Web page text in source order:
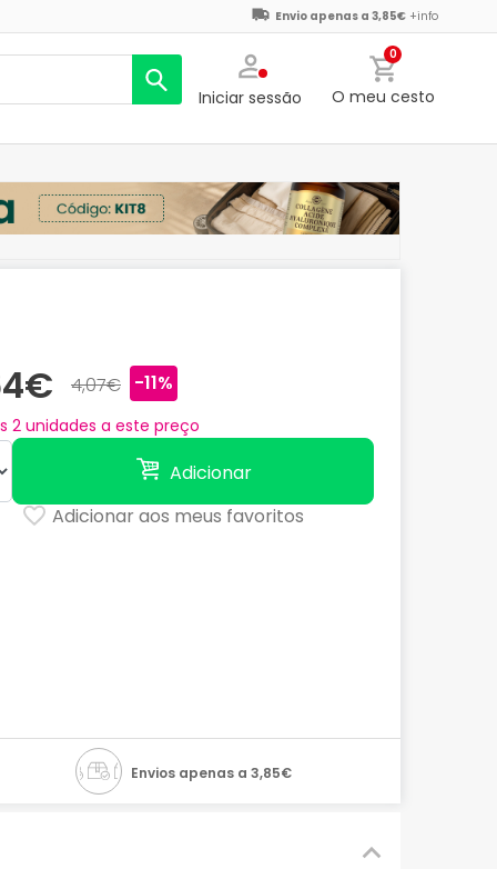
Envio apenas a 3,85€ +info
Iniciar sessão
0
O meu cesto
4,07€ -11%
2 unidades a este preço
Adicionar
Adicionar aos meus favoritos
Envios apenas a 3,85€